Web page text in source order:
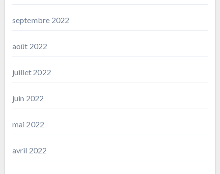
septembre 2022
août 2022
juillet 2022
juin 2022
mai 2022
avril 2022